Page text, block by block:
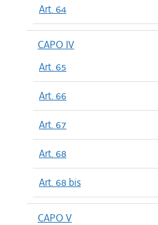
Art. 64
CAPO IV
Art. 65
Art. 66
Art. 67
Art. 68
Art. 68 bis
CAPO V